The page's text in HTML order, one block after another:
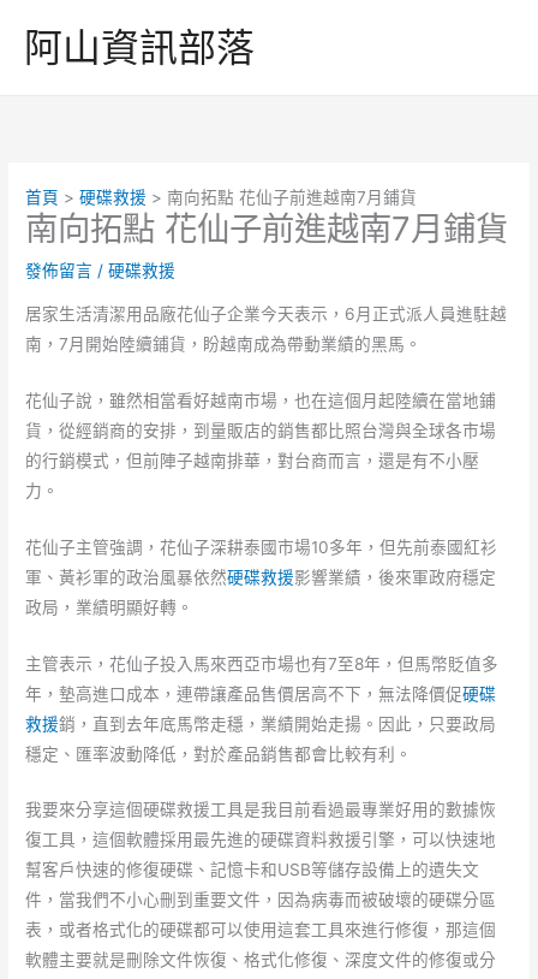
阿山資訊部落
首頁 硬碟救援 南向拓點 花仙子前進越南7月鋪貨
南向拓點 花仙子前進越南7月鋪貨
發佈留言 /硬碟救援
居家生活清潔用品廠花仙子企業今天表示，6月正式派人員進駐越
南，7月開始陸續鋪貨，盼越南成為帶動業績的黑馬。
花仙子說，雖然相當看好越南市場，也在這個月起陸續在當地鋪
貨，從經銷商的安排，到量販店的銷售都比照台灣與全球各市場
的行銷模式，但前陣子越南排華，對台商而言，還是有不小壓
力。
花仙子主管強調，花仙子深耕泰國市場10多年，但先前泰國紅衫
軍、黃衫軍的政治風暴依然硬碟救援影響業績，後來軍政府穩定
政局，業績明顯好轉。
主管表示，花仙子投入馬來西亞市場也有7至8年，但馬幣貶值多
年，墊高進口成本，連帶讓產品售價居高不下，無法降價促硬碟
救援銷，直到去年底馬幣走穩，業績開始走揚。因此，只要政局
穩定、匯率波動降低，對於產品銷售都會比較有利。
我要來分享這個硬碟救援工具是我目前看過最專業好用的數據恢
復工具，這個軟體採用最先進的硬碟資料救援引擎，可以快速地
幫客戶快速的修復硬碟、記憶卡和USB等儲存設備上的遺失文
件，當我們不小心刪到重要文件，因為病毒而被破壞的硬碟分區
表，或者格式化的硬碟都可以使用這套工具來進行修復，那這個
軟體主要就是刪除文件恢復、格式化修復、深度文件的修復或分